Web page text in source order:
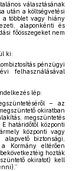
választásának
után a költségvetési
a többlet vagy hiány
alaponkénti és
főösszegeket nem
ki:
pénzügyi
felhasználásával
lép:
– az
okiratban
megszüntetés
határidőtől központi
központi vagy
biztonsági,
Kormány eltérően
hozták
okiratot) kell